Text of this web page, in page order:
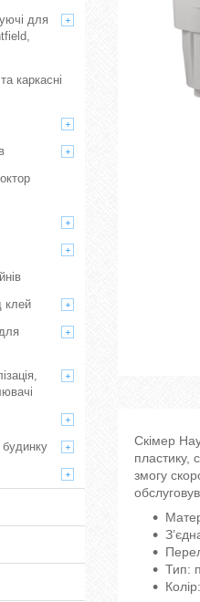
Скімер
пластику,
змогу
Тип:
для
каркасні
клей
будинку